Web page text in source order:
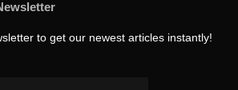
to get our newest articles instantly!